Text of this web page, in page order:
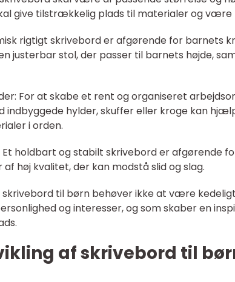
give tilstrækkelig plads til materialer og være
rigtigt skrivebord er afgørende for barnets
justerbar stol, der passer til barnets højde,
For at skabe et rent og organiseret
indbyggede hylder, skuffer eller kroge kan
i orden.
holdbart og stabilt skrivebord er afgørende
høj kvalitet, der kan modstå slid og slag.
skrivebord til børn behøver ikke at være
og interesser, og som skaber en
af skrivebord til